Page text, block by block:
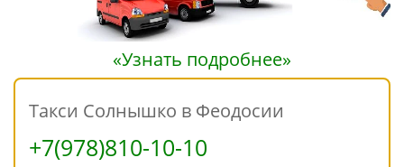
«Узнать подробнее»
Такси Солнышко в Феодосии
+7(978)810-10-10